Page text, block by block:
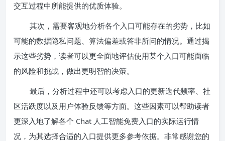
交互过程中所能提供的优质体验。
其次，需要客观地分析各个入口可能存在的劣势，比如
可能的数据隐私问题、算法偏差或答非所问的情况。通过揭
示这些劣势，读者可以更全面地评估使用某个入口可能面临
的风险和挑战，做出更明智的决策。
最后，分析过程中还可以考虑入口的更新迭代频率、社
区活跃度以及用户体验反馈等方面。这些因素可以帮助读者
更深入地了解各个 Chat 人工智能免费入口的实际运行情
况，为其选择合适的入口提供更多参考依据。非常感谢您的